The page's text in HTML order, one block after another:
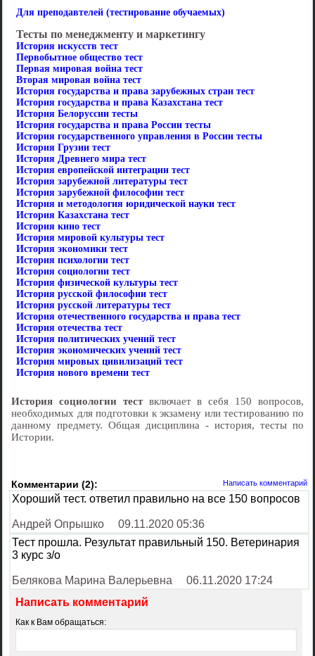
Для преподавтелей (тестирование обучаемых)
Тесты по менеджменту и маркетингу
История искусств тест
Первобытное общество тест
Первая мировая война тест
Вторая мировая война тест
История государства и права зарубежных стран тест
История государства и права Казахстана тест
История Белоруссии тесты
История государства и права России тесты
История государственного управления в России тесты
История Грузии тест
История Древнего мира тест
История европейской интеграции тест
История зарубежной литературы тест
История зарубежной философии тест
История и методология юридической науки тест
История Казахстана тест
История кино тест
История мировой культуры тест
История экономики тест
История психологии тест
История социологии тест
История физической культуры тест
История русской философии тест
История русской литературы тест
История отечественного государства и права тест
История отечества тест
История политических учений тест
История экономических учений тест
История мировых цивилизаций тест
История нового времени тест
История социологии тествключает в себя 150 вопросов,
необходимых для подготовки к экзамену или тестированию по
данному предмету. Общая дисциплина - история, тесты по
Истории.
Комментарии (2): Написать комментарий
Хороший тест. ответил правильно на все 150 вопросов
Андрей Опрышко
09.11.2020 05:36
Тест прошла. Результат правильный 150. Ветеринария
3 курс з/о
Белякова Марина Валерьевна
06.11.2020 17:24
Написать комментарий
Как к Вам обращаться: